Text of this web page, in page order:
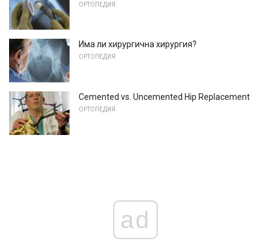
ОРТОПЕДИЯ
Има ли хирургична хирургия?
ОРТОПЕДИЯ
Cemented vs. Uncemented Hip Replacement
ОРТОПЕДИЯ
ad